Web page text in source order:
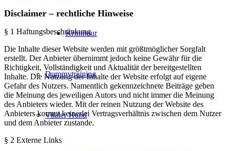
Krimitour
Dummytraining
Vitaler Hund
Disclaimer – rechtliche Hinweise
§ 1 Haftungsbeschränkung
Die Inhalte dieser Website werden mit größtmöglicher Sorgfalt
erstellt. Der Anbieter übernimmt jedoch keine Gewähr für die
Richtigkeit, Vollständigkeit und Aktualität der bereitgestellten
Inhalte. Die Nutzung der Inhalte der Website erfolgt auf eigene
Gefahr des Nutzers. Namentlich gekennzeichnete Beiträge geben
die Meinung des jeweiligen Autors und nicht immer die Meinung
des Anbieters wieder. Mit der reinen Nutzung der Website des
Anbieters kommt keinerlei Vertragsverhältnis zwischen dem Nutzer
und dem Anbieter zustande.
§ 2 Externe Links